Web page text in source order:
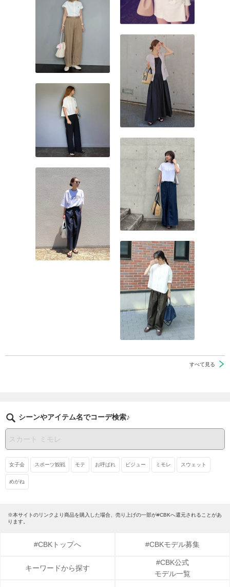
すべて見る
シーンやアイテム名でコーデ検索♪
女子会 スポーツ観戦 モテ お呼ばれ ビジュー ミモレ スウェット
めがね
※本サイトのリンクより商品を購入した場合、売り上げの一部が#CBKへ還元されることがあ
ります。
#CBKトップへ #CBKモデル募集
キーワードから探す
#CBK公式
モデル一覧